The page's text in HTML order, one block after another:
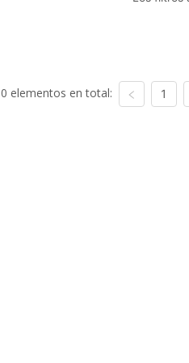
0 elementos en total: 1